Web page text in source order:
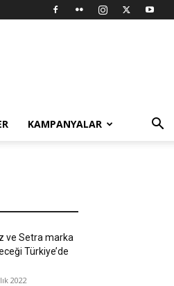
KAMPANYALAR
ve Setra marka
Türkiye’de
2022